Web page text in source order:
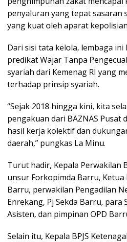
penyaluran yang tepat sasaran
yang kuat oleh aparat
Dari sisi tata kelola, lembaga
predikat Wajar Tanpa
syariah dari Kemenag RI yang
terhadap prinsip syariah.
“Sejak 2018 hingga kini, kita
pengakuan dari BAZNAS Pusat
hasil kerja kolektif dan
daerah,” pungkas La Minu.
Turut hadir, Kepala Perwakilan
unsur Forkopimda Barru, Ketua
Barru, perwakilan Pengadilan
Enrekang, Pj Sekda Barru, para
Asisten, dan pimpinan OPD
Selain itu, Kepala BPJS